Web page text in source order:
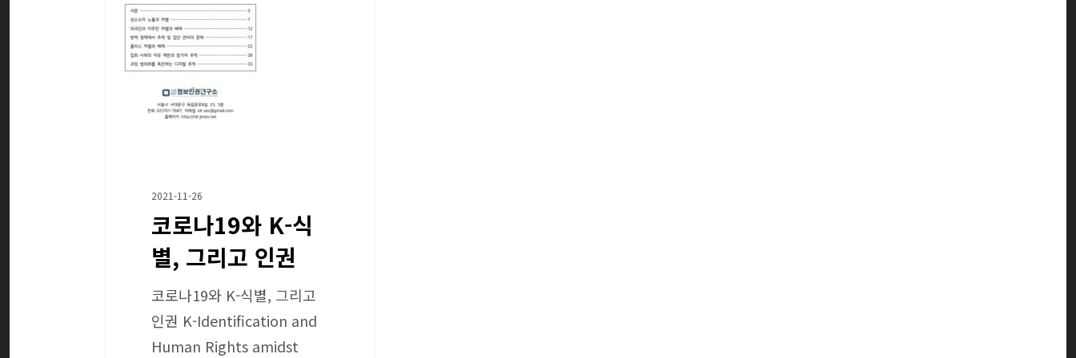
2021-11-26
코로나19와 K-식
별, 그리고 인권
코로나19와 K-식별, 그리고
인권 K-Identification and
Human Rights amidst